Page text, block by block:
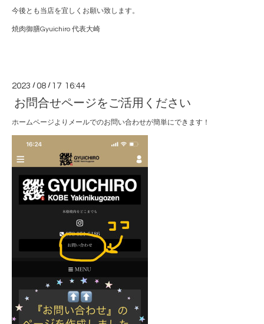
今後とも当店を宜しくお願い致します。
焼肉御膳Gyuichiro 代表大崎
2023 /08 / 17 16:44
お問合せページをご活用ください
ホームページよりメールでのお問い合わせが簡単にできます！